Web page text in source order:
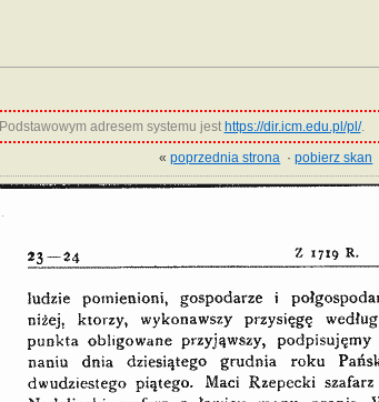
Podstawowym adresem systemu jest https://dir.icm.edu.pl/pl/.
«poprzednia strona ·pobierz skan